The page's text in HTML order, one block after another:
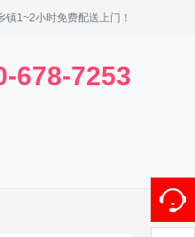
1~2小时免费配送上门！
678-7253